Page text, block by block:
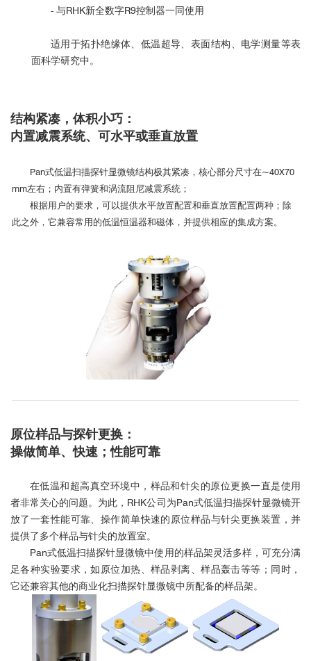
- 与RHK新全数字R9控制器一同使用
适用于拓扑绝缘体、低温超导、表面结构、电学测量等表
面科学研究中。
结构紧凑，体积小巧：
内置减震系统、可水平或垂直放置
Pan式低温扫描探针显微镜结构极其紧凑，核心部分尺寸在~40X70
mm左右；内置有弹簧和涡流阻尼减震系统；
根据用户的要求，可以提供水平放置配置和垂直放置配置两种；除
此之外，它兼容常用的低温恒温器和磁体，并提供相应的集成方案。
原位样品与探针更换：
操做简单、快速；性能可靠
在低温和超高真空环境中，样品和针尖的原位更换一直是使用
者非常关心的问题。为此，RHK公司为Pan式低温扫描探针显微镜开
放了一套性能可靠、操作简单快速的原位样品与针尖更换装置，并
提供了多个样品与针尖的放置室。
Pan式低温扫描探针显微镜中使用的样品架灵活多样，可充分满
足各种实验要求，如原位加热、样品剥离、样品轰击等等；同时，
它还兼容其他的商业化扫描探针显微镜中所配备的样品架。